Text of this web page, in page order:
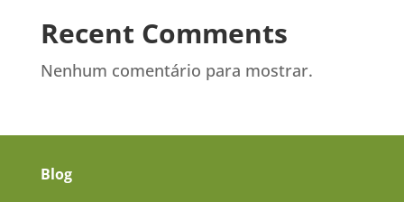
Recent Comments
Nenhum comentário para mostrar.
Blog